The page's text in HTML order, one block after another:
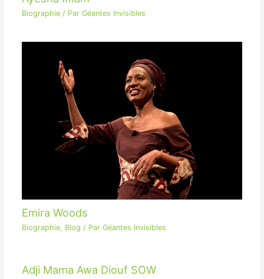
Biographie/ Par Géantes Invisibles
Emira Woods
Biographie, Blog / Par Géantes Invisibles
Adji Mama Awa Diouf SOW